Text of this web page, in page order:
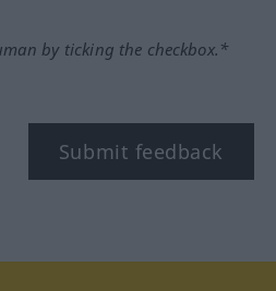
by ticking the checkbox.*
Submit feedback